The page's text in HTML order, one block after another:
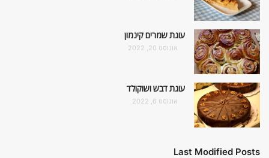
עוגת שמרים קינמון
אוגוסט 20, 2022
עוגת דבש ושוקולד
אוגוסט 6, 2022
Last Modified Posts